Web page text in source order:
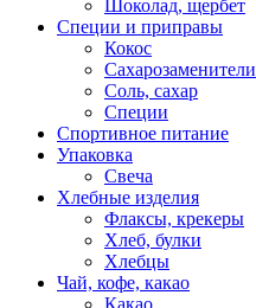
Шоколад, щербет
Специи и приправы
Кокос
Сахарозаменители
Соль, сахар
Специи
Спортивное питание
Упаковка
Свеча
Хлебные изделия
Флаксы, крекеры
Хлеб, булки
Хлебцы
Чай, кофе, какао
Какао